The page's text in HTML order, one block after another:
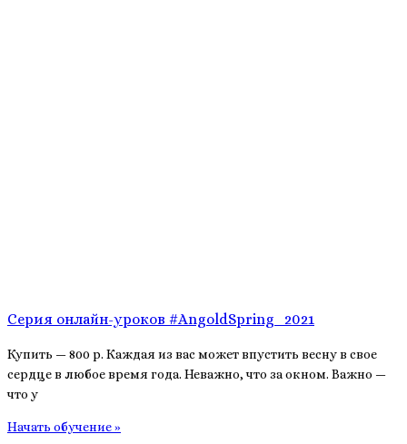
Серия онлайн-уроков #AngoldSpring_2021
Купить — 800 р. Каждая из вас может впустить весну в свое
сердце в любое время года. Неважно, что за окном. Важно —
что у
Начать обучение »